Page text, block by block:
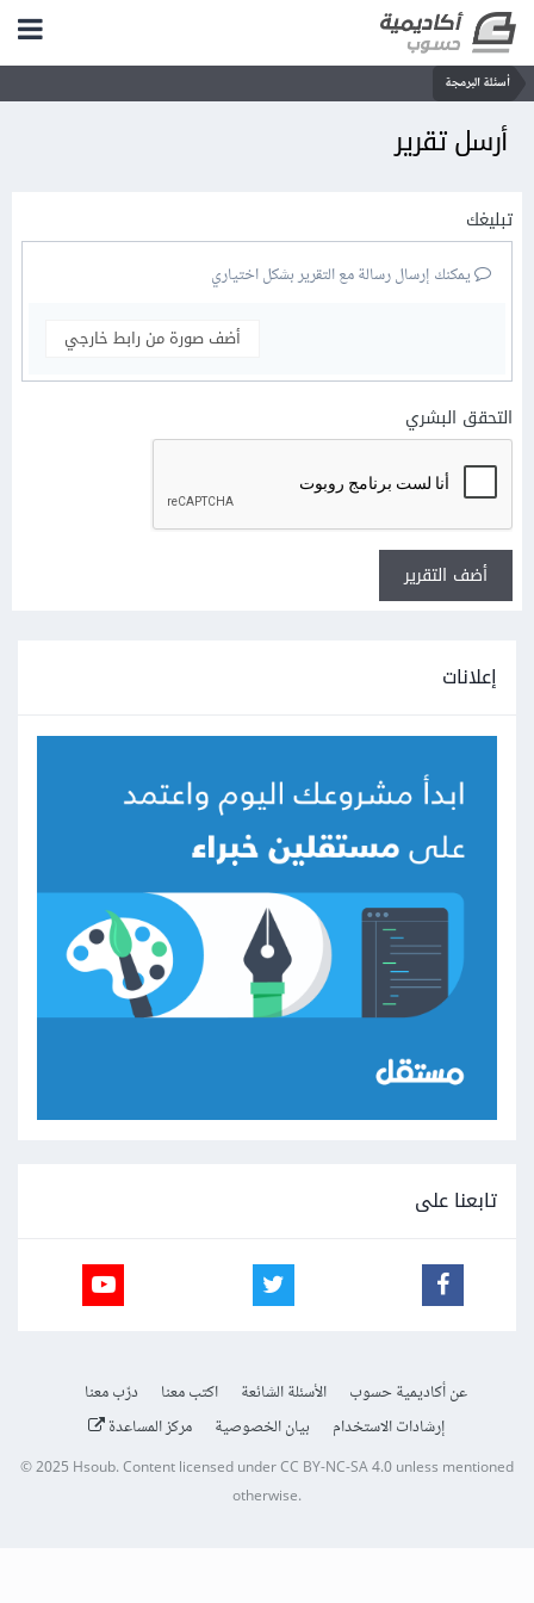
أسئلة البرمجة
أرسل تقرير
تبليغك
يمكنك إرسال رسالة مع التقرير بشكل اختياري
أضف صورة من رابط خارجي
التحقق البشري
أضف التقرير
إعلانات
تابعنا على
عن أكاديمية حسوب الأسئلة الشائعة اكتب معنا
درّب معنا
إرشادات الاستخدام
بيان الخصوصية مركز المساعدة
© 2025 Hsoub.Content licensed underCC BY-NC-SA 4.0unless mentioned
otherwise.